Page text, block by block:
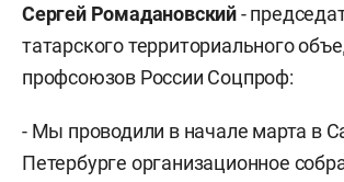
Сергей Ромадановский-
татарского территориального
профсоюзов России Соцпроф:
- Мы проводили в начале марта в
Петербурге организационное